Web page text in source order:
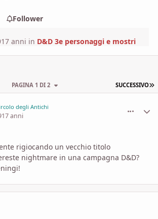
Follower
17 anni in D&D 3e personaggi e mostri
SUCCESSIVO
PAGINA 1 DI 2
degli Antichi
17 anni
rigiocando un vecchio titolo
nightmare in una campagna D&D?